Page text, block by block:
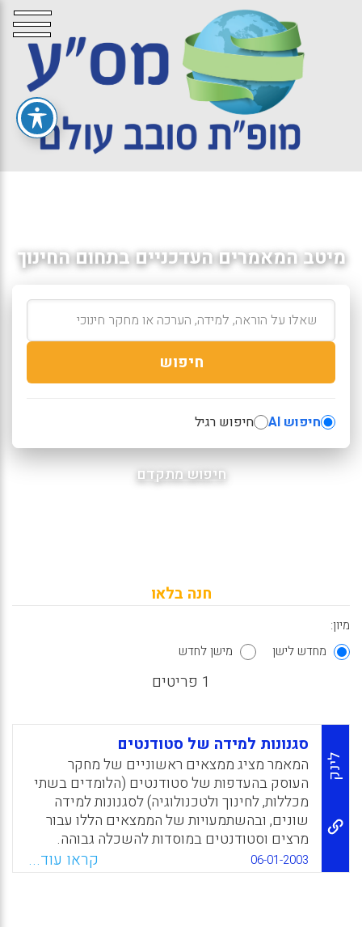
מיטב המאמרים העדכניים בתחום החינוך
חיפוש
חיפוש AI חיפוש רגיל
חיפוש מתקדם
חנה בלאו
מיון:
מחדש לישן
מישן לחדש
1 פריטים
לינק
סגנונות למידה של סטודנטים
המאמר מציג ממצאים ראשוניים של מחקר
העוסק בהעדפות של סטודנטים (הלומדים בשתי
מכללות, לחינוך ולטכנולוגיה) לסגנונות למידה
שונים, ובהשתמעויות של הממצאים הללו עבור
מרצים וסטודנטים במוסדות להשכלה גבוהה.
(אולז'ן גולדשטיין, בבי טורניאנסקי, חנה בלאו)
06-01-2003 קראו עוד...